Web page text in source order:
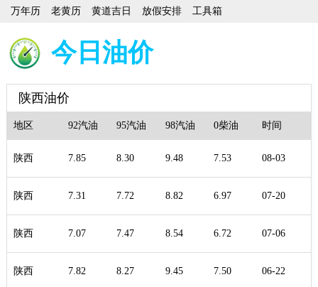
万年历 老黄历 黄道吉日 放假安排 工具箱
今日油价
陕西油价
地区 92汽油 95汽油 98汽油 0柴油 时间
陕西 7.85 8.30 9.48 7.53 08-03
陕西 7.31 7.72 8.82 6.97 07-20
陕西 7.07 7.47 8.54 6.72 07-06
陕西 7.82 8.27 9.45 7.50 06-22